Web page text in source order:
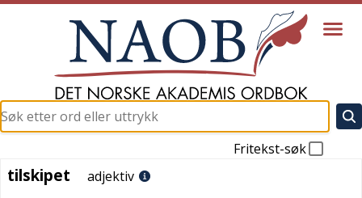
Fritekst-søk
tilskipet
tilskipet adjektiv